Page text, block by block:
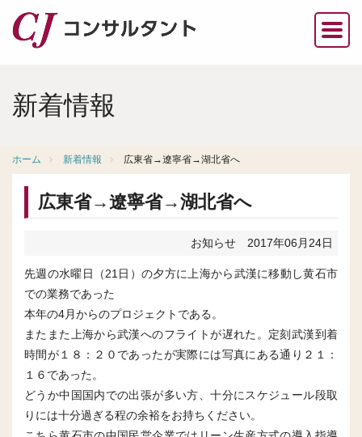
新着情報
ホーム 新着情報 広東省→遼寧省→湖北省へ
広東省→遼寧省→湖北省へ
お知らせ 2017年06月24日
先週の水曜日（21日）の夕方に上海から武漢に移動し黄石市
での業務であった
本年の4月からのプロジェクトである。
またまた上海から武漢へのフライトが遅れた。定刻武漢到着
時間が１８：２０であったが実際には写真にある通り２１：
１６であった。
どうか中国国内での出張が多い方、十分にスケジュール段取
りには十分過ぎる程の余裕をお持ちください。